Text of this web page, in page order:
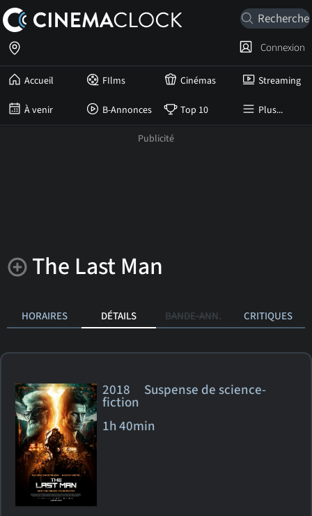
Accueil FIlms Cinémas Streaming
À venir B-Annonces Top 10 Plus...
Connexion
The Last Man
HORAIRES DÉTAILS BANDE-ANN. CRITIQUES
2018 Suspense de science-
fiction
1h 40min